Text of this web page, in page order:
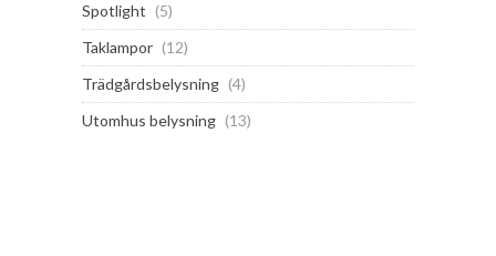
Spotlight (5)
Taklampor (12)
Trädgårdsbelysning (4)
Utomhus belysning (13)